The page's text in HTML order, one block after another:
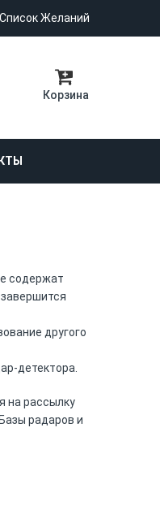
Список Желаний
Корзина
содержат
другого
детектора.
на рассылку
радаров и